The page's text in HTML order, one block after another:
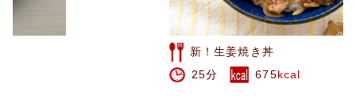
675kcal